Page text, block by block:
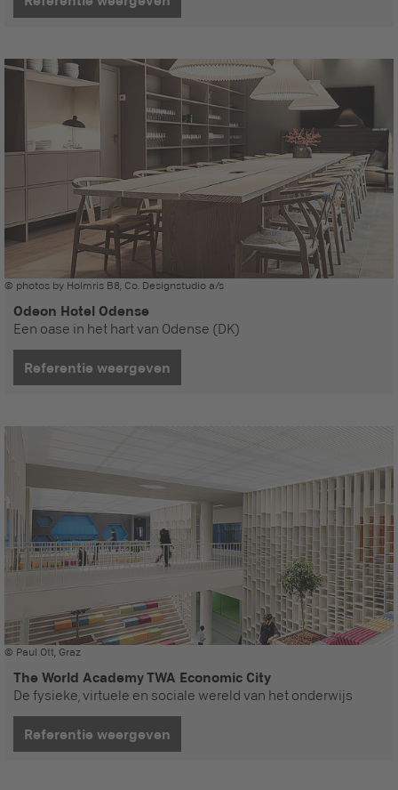
© photos by Holmris B8, Co. Designstudio a/s
Odeon Hotel Odense
Een oase in het hart van Odense (DK)
Referentie weergeven
© Paul Ott, Graz
The World Academy TWA Economic City
De fysieke, virtuele en sociale wereld van het onderwijs
Referentie weergeven